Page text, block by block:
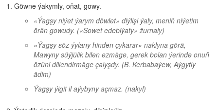
Göwne ýakymly, oňat, gowy.
«Ýagşy niýet ýarym döwlet» diýlişi ýaly, meniň niýetim
örän gowudy. («Sowet edebiýaty» žurnaly)
«Ýagşy söz ýylany hinden çykarar» naklyna görä,
Mawyny süýjülik bilen ezmäge, gerek bolan ýerinde onuň
özüni dillendirmäge çalyşdy. (B. Kerbabaýew, Aýgytly
ädim)
Ýagşy ýigit il aýybyny açmaz. (nakyl)